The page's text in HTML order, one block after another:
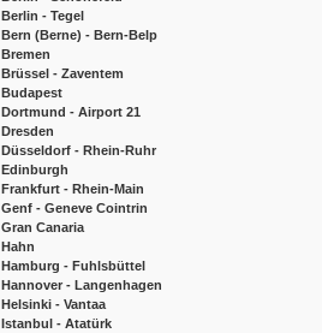
Berlin - Tegel
Bern (Berne) - Bern-Belp
Bremen
Brüssel - Zaventem
Budapest
Dortmund - Airport 21
Dresden
Düsseldorf - Rhein-Ruhr
Edinburgh
Frankfurt - Rhein-Main
Genf - Geneve Cointrin
Gran Canaria
Hahn
Hamburg - Fuhlsbüttel
Hannover - Langenhagen
Helsinki - Vantaa
Istanbul - Atatürk